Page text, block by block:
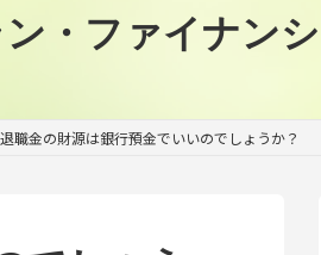
・ファイナン
退職金の財源は銀行預金でいいのでしょうか？